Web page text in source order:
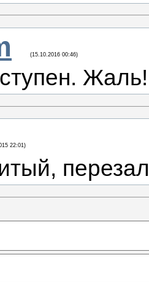
(15.10.2016 00:46)
Жаль!
22:01)